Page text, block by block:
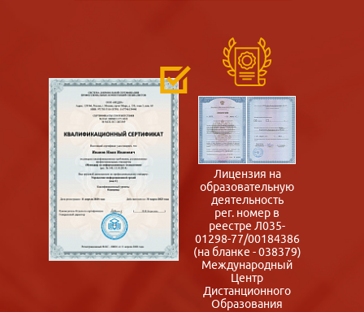
Лицензия на
образовательную
деятельность
рег. номер в
реестре Л035-
01298-77/00184386
(на бланке - 038379)
Международный
Центр
Дистанционного
Образования